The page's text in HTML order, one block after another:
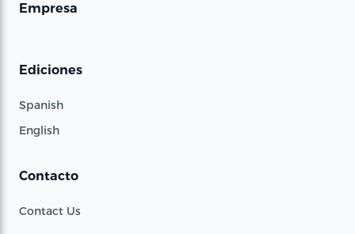
Empresa
Ediciones
Spanish
English
Contacto
Contact Us